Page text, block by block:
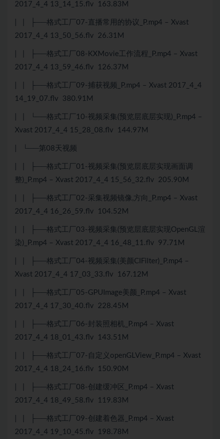
2017_4_4 13_14_15.flv 163.83M
| | ├──格式工厂07-直播常用的协议_P.mp4 – Xvast
2017_4_4 13_50_56.flv 26.31M
| | ├──格式工厂08-KXMovie工作流程_P.mp4 – Xvast
2017_4_4 13_59_46.flv 126.37M
| | ├──格式工厂09-捕获视频_P.mp4 – Xvast 2017_4_4
14_19_07.flv 380.91M
| | └──格式工厂10-视频采集(预览层底层实现)_P.mp4 –
Xvast 2017_4_4 15_28_08.flv 144.97M
| └──第08天视频
| | ├──格式工厂01-视频采集(预览层底层实现画面调
整)_P.mp4 – Xvast 2017_4_4 15_56_32.flv 205.90M
| | ├──格式工厂02-采集视频镜像,方向_P.mp4 – Xvast
2017_4_4 16_26_59.flv 104.52M
| | ├──格式工厂03-视频采集(预览层底层实现OpenGL渲
染)_P.mp4 – Xvast 2017_4_4 16_48_11.flv 97.71M
| | ├──格式工厂04-视频采集(美颜CIFilter)_P.mp4 –
Xvast 2017_4_4 17_03_33.flv 167.12M
| | ├──格式工厂05-GPUImage美颜_P.mp4 – Xvast
2017_4_4 17_30_40.flv 228.45M
| | ├──格式工厂06-封装照相机_P.mp4 – Xvast
2017_4_4 18_01_43.flv 143.51M
| | ├──格式工厂07-自定义openGLView_P.mp4 – Xvast
2017_4_4 18_24_16.flv 150.90M
| | ├──格式工厂08-创建缓冲区_P.mp4 – Xvast
2017_4_4 18_49_58.flv 119.83M
| | ├──格式工厂09-创建着色器_P.mp4 – Xvast
2017_4_4 19_10_45.flv 198.78M